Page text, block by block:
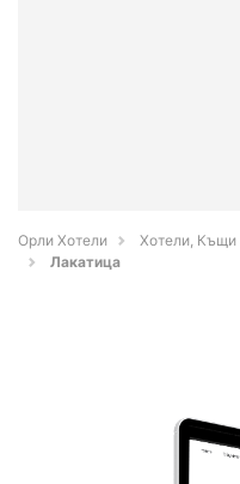
Орли Хотели
Хотели, Къщи
Лакатица